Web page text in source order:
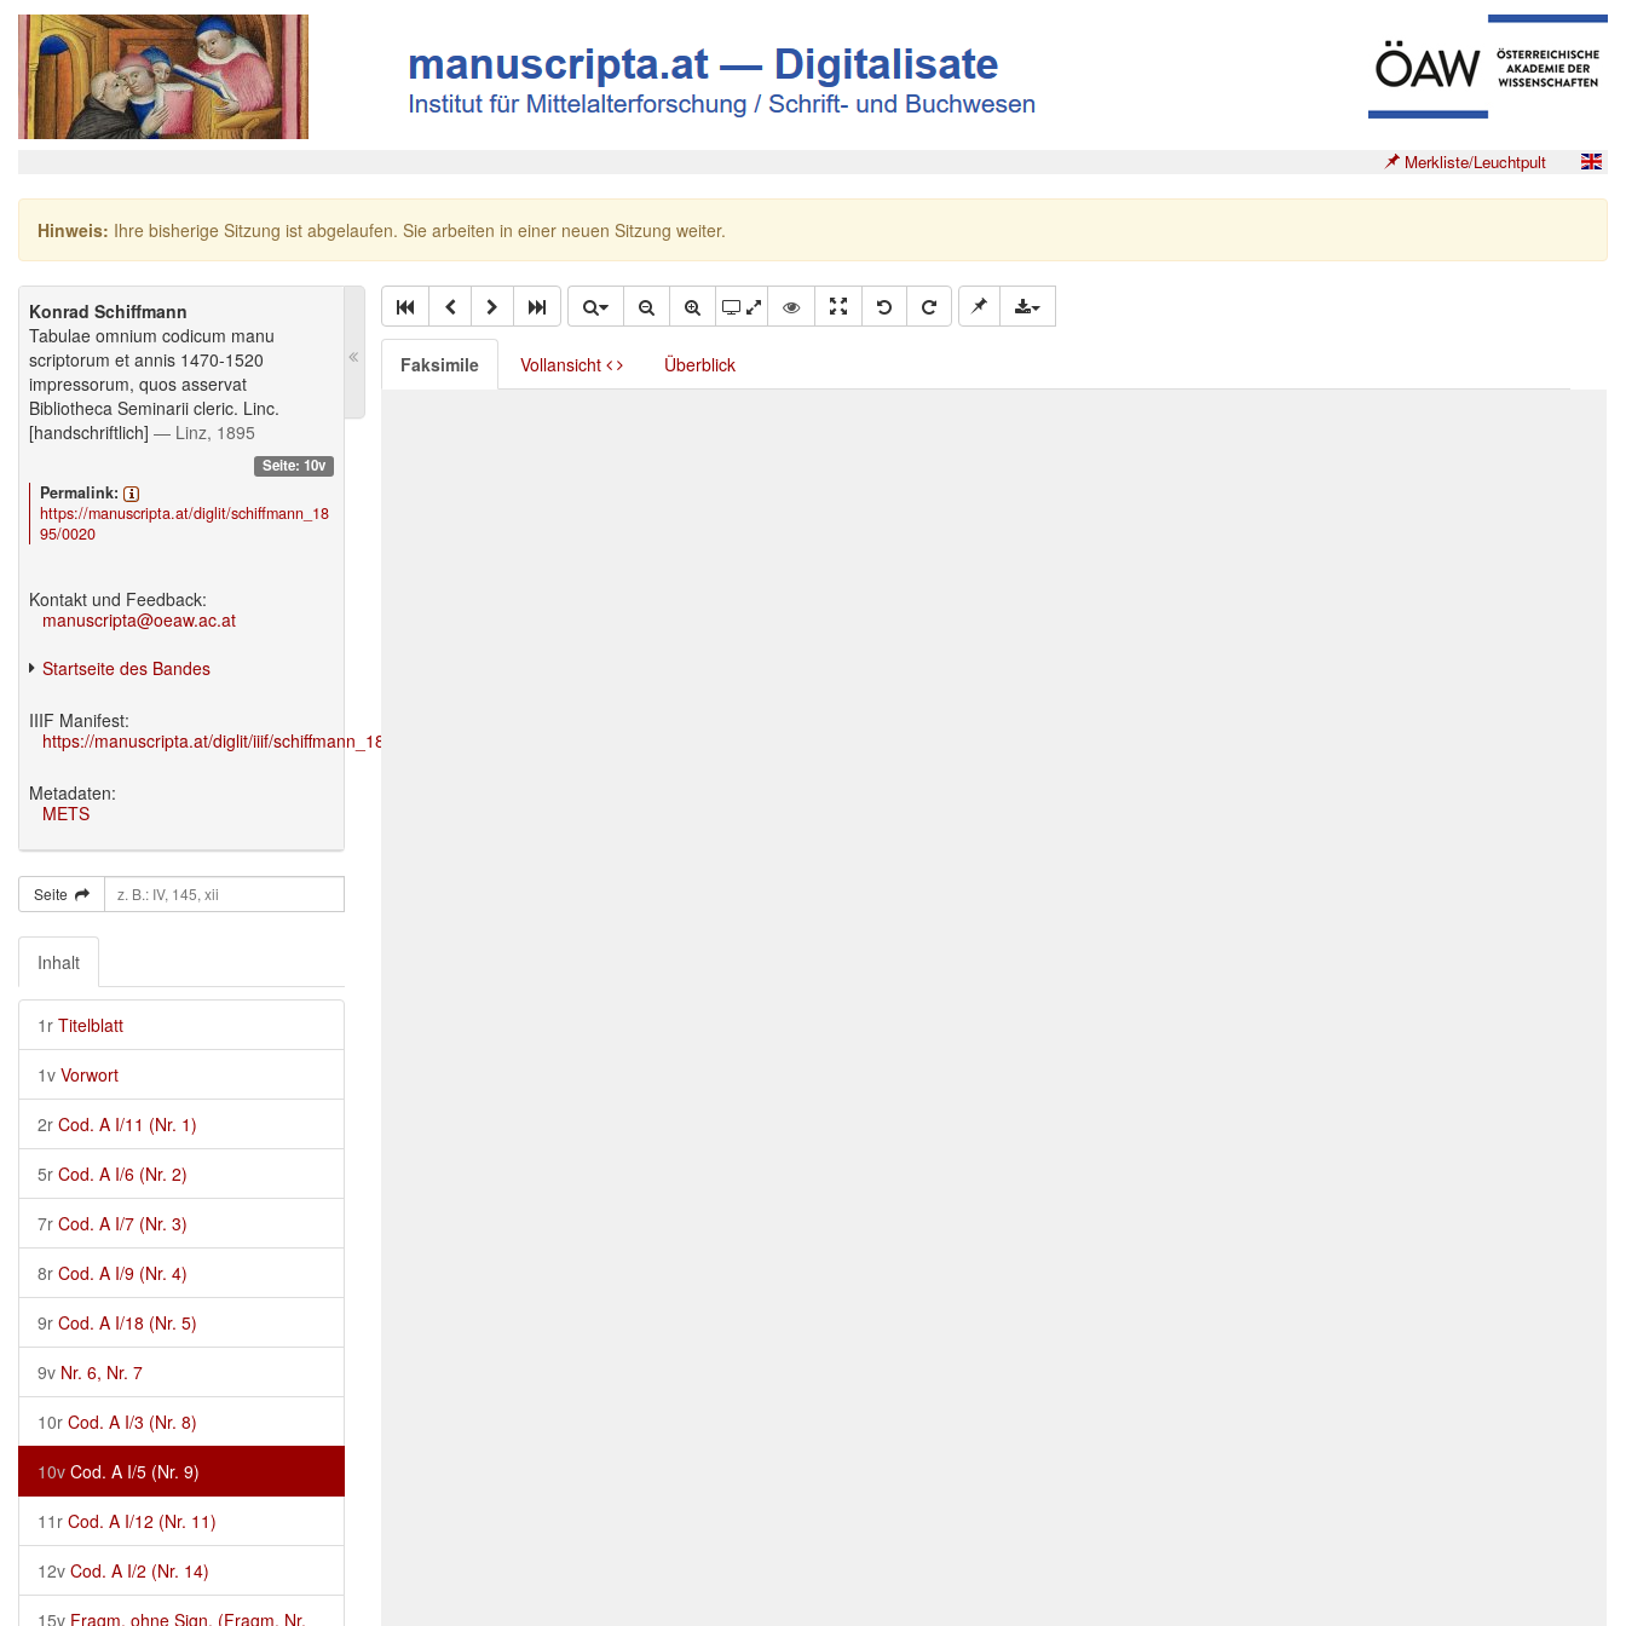
Merkliste/Leuchtpult
Hinweis: Ihre bisherige Sitzung ist abgelaufen. Sie arbeiten in einer neuen Sitzung weiter.
Konrad Schiffmann
Tabulae omnium codicum manu
scriptorum et annis 1470-1520
impressorum, quos asservat
Bibliotheca Seminarii cleric. Linc.
[handschriftlich] — Linz, 1895
Seite: 10v
Permalink:
https://manuscripta.at/diglit/schiffmann_18
95/0020
Kontakt und Feedback:
manuscripta@oeaw.ac.at
Startseite des Bandes
IIIF Manifest:
https://manuscripta.at/diglit/iiif/schiffmann_1895/manifest.json
Metadaten:
METS
Seite
Inhalt
1r Titelblatt
1v Vorwort
2r Cod. A I/11 (Nr. 1)
5r Cod. A I/6 (Nr. 2)
7r Cod. A I/7 (Nr. 3)
8r Cod. A I/9 (Nr. 4)
9r Cod. A I/18 (Nr. 5)
9v Nr. 6, Nr. 7
10r Cod. A I/3 (Nr. 8)
10v Cod. A I/5 (Nr. 9)
11r Cod. A I/12 (Nr. 11)
12v Cod. A I/2 (Nr. 14)
15v Fragm. ohne Sign. (Fragm. Nr.
Faksimile Vollansicht Überblick